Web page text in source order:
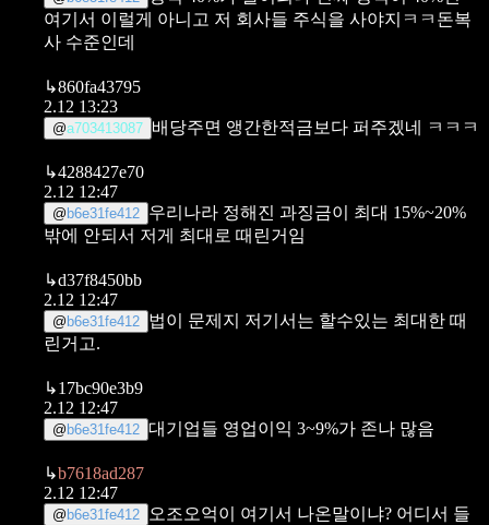
여기서 이럴게 아니고 저 회사들 주식을 사야지ㅋㅋ돈복
사 수준인데
↳860fa43795
2.12 13:23
@a703413087 배당주면 앵간한적금보다 퍼주겠네 ㅋㅋㅋ
↳4288427e70
2.12 12:47
@ b6e31fe412 우리나라 정해진 과징금이 최대 15%~20%
밖에 안되서 저게 최대로 때린거임
↳d37f8450bb
2.12 12:47
@ b6e31fe412 법이 문제지 저기서는 할수있는 최대한 때
린거고.
↳17bc90e3b9
2.12 12:47
@ b6e31fe412 대기업들 영업이익 3~9%가 존나 많음
↳b7618ad287
2.12 12:47
@ b6e31fe412
오조오억이 여기서 나온말이냐? 어디서 들